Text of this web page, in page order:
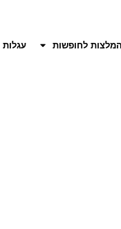
לחופשות